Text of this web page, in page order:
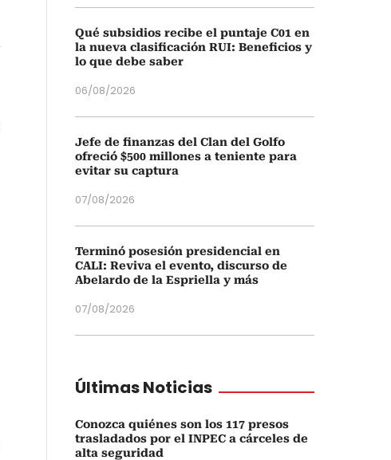
Qué subsidios recibe el puntaje C01 en
la nueva clasificación RUI: Beneficios y
lo que debe saber
06/08/2026
Jefe de finanzas del Clan del Golfo
ofreció $500 millones a teniente para
evitar su captura
07/08/2026
Terminó posesión presidencial en
CALI: Reviva el evento, discurso de
Abelardo de la Espriella y más
07/08/2026
Últimas Noticias
Conozca quiénes son los 117 presos
trasladados por el INPEC a cárceles de
alta seguridad